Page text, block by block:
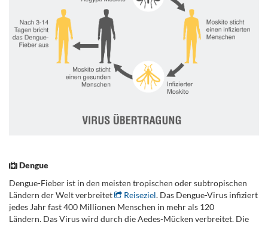
Dengue
Dengue-Fieber ist in den meisten tropischen oder subtropischen
Ländern der Welt verbreitet
Reiseziel. Das Dengue-Virus infiziert
jedes Jahr fast 400 Millionen Menschen in mehr als 120
Ländern. Das Virus wird durch die Aedes-Mücken verbreitet. Die